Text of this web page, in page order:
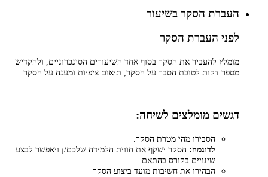
העברת הסקר בשיעור
לפני העברת הסקר
מומלץ להעביר את הסקר בסוף אחד השיעורים הסינכרוניים, ולהקדיש
מספר דקות לטובת הסבר על הסקר, תיאום ציפיות ומענה על הסקר.
דגשים מומלצים לשיחה:
הסבירו מהי מטרת הסקר.
לדוגמה: הסקר ישקף את חווית הלמידה שלכם/ן ויאפשר לבצע
שינויים בקורס בהתאם
הבהירו את חשיבות מועד ביצוע הסקר